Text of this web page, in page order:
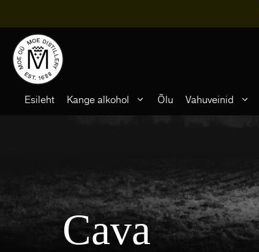
content
Esileht Kange alkohol Õlu Vahuveinid
Cava